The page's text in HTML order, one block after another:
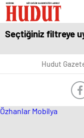
Seçtiğiniz filtreye
Hudut
Özhanlar Mobilya